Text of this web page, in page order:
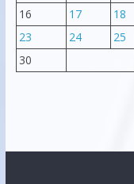
16
17 18
23
24 25
30